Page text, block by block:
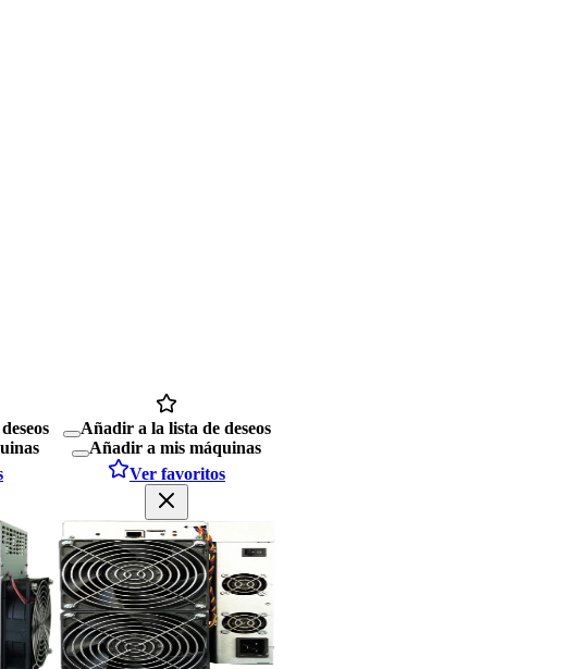
Añadir a la lista de deseos
Añadir a mis máquinas
Ver favoritos